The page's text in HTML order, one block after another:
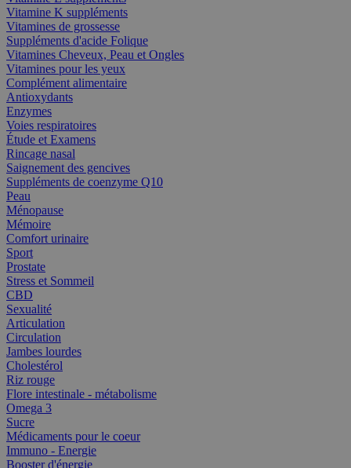
Vitamine K suppléments
Vitamines de grossesse
Suppléments d'acide Folique
Vitamines Cheveux, Peau et Ongles
Vitamines pour les yeux
Complément alimentaire
Antioxydants
Enzymes
Voies respiratoires
Étude et Examens
Rincage nasal
Saignement des gencives
Suppléments de coenzyme Q10
Peau
Ménopause
Mémoire
Comfort urinaire
Sport
Prostate
Stress et Sommeil
CBD
Sexualité
Articulation
Circulation
Jambes lourdes
Cholestérol
Riz rouge
Flore intestinale - métabolisme
Omega 3
Sucre
Médicaments pour le coeur
Immuno - Energie
Booster d'énergie